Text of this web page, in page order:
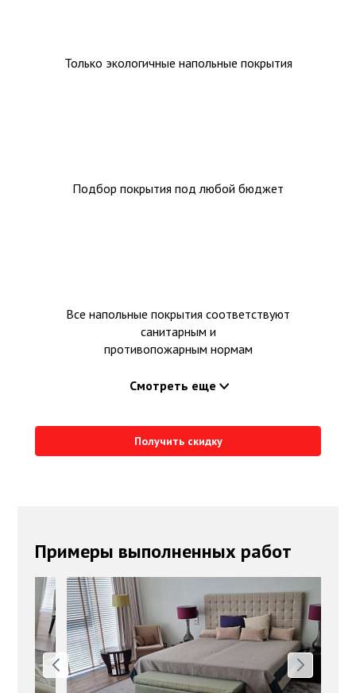
Только экологичные напольные покрытия
Подбор покрытия под любой бюджет
Все напольные покрытия соответствуют
санитарным и
противопожарным нормам
Смотреть еще
Получить скидку
Примеры выполненных работ